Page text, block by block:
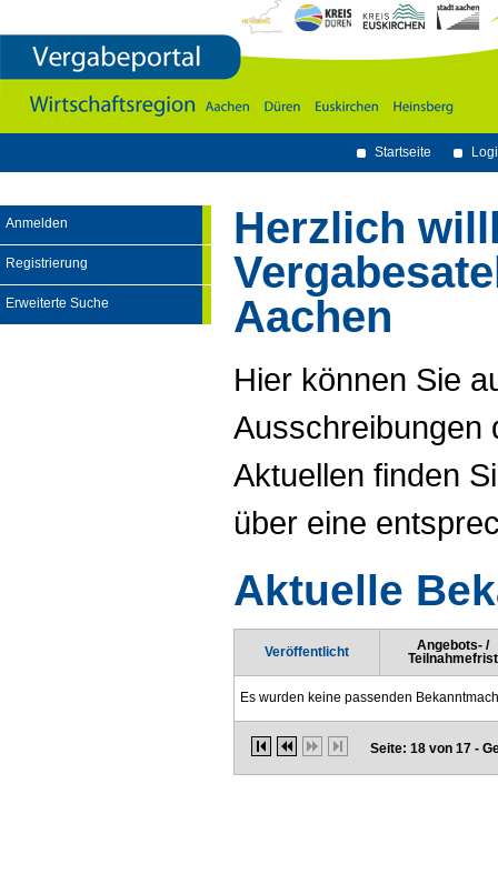
Aachen
Dï¿½ren
Heinsberg
Startseite
Anmelden
Registrierung
Erweiterte Suche
Herzlich
Aachen
Hier können Sie
Ausschreibungen
Aktuellen finden
über eine
Aktuelle
Veröffentlicht
Angebots- /
Teilnahmefrist
Es wurden keine passenden
Seite: 18 von 17 -